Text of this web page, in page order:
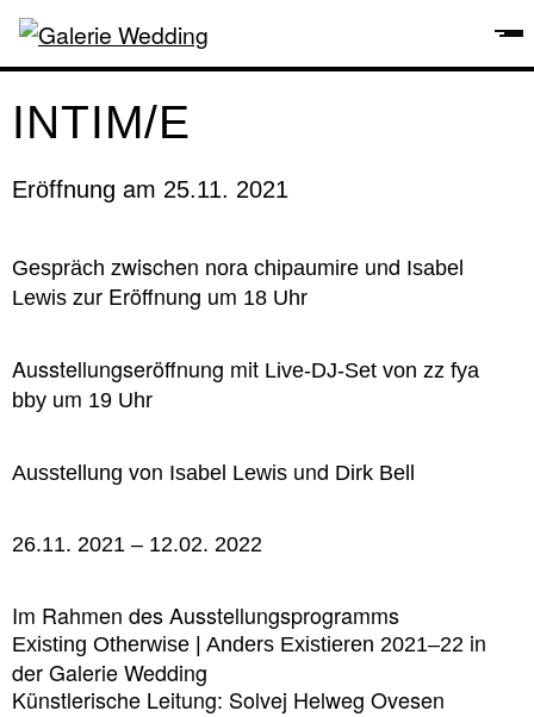
INTIM/E
Eröffnung am 25.11. 2021
Gespräch zwischen nora chipaumire und Isabel
Lewis zur Eröffnung um 18 Uhr
Ausstellungseröffnung mit Live-DJ-Set von zz fya
bby um 19 Uhr
Ausstellung von Isabel Lewis und Dirk Bell
26.11. 2021 – 12.02. 2022
Im Rahmen des Ausstellungsprogramms
Existing Otherwise | Anders Existieren 2021–22 in
der Galerie Wedding
Künstlerische Leitung: Solvej Helweg Ovesen